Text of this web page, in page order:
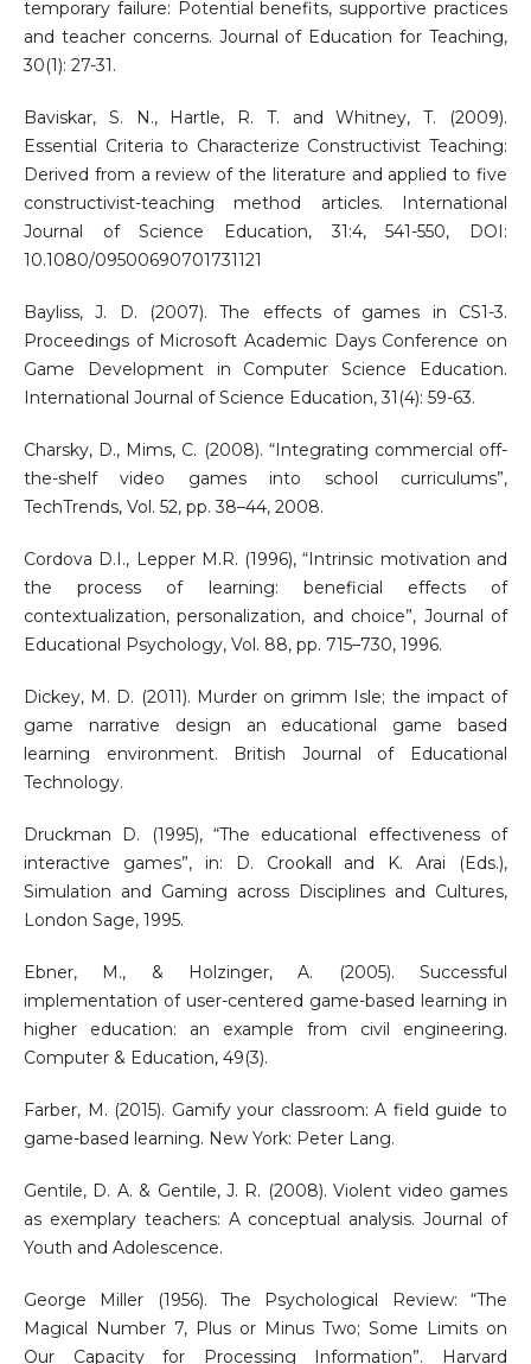
temporary failure: Potential benefits, supportive practices
and teacher concerns. Journal of Education for Teaching,
30(1): 27-31.
Baviskar, S. N., Hartle, R. T. and Whitney, T. (2009).
Essential Criteria to Characterize Constructivist Teaching:
Derived from a review of the literature and applied to five
constructivist-teaching method articles. International
Journal of Science Education, 31:4, 541-550, DOI:
10.1080/09500690701731121
Bayliss, J. D. (2007). The effects of games in CS1-3.
Proceedings of Microsoft Academic Days Conference on
Game Development in Computer Science Education.
International Journal of Science Education, 31(4): 59-63.
Charsky, D., Mims, C. (2008). “Integrating commercial off-
the-shelf video games into school curriculums”,
TechTrends, Vol. 52, pp. 38–44, 2008.
Cordova D.I., Lepper M.R. (1996), “Intrinsic motivation and
the process of learning: beneficial effects of
contextualization, personalization, and choice”, Journal of
Educational Psychology, Vol. 88, pp. 715–730, 1996.
Dickey, M. D. (2011). Murder on grimm Isle; the impact of
game narrative design an educational game based
learning environment. British Journal of Educational
Technology.
Druckman D. (1995), “The educational effectiveness of
interactive games”, in: D. Crookall and K. Arai (Eds.),
Simulation and Gaming across Disciplines and Cultures,
London Sage, 1995.
Ebner, M., & Holzinger, A. (2005). Successful
implementation of user-centered game-based learning in
higher education: an example from civil engineering.
Computer & Education, 49(3).
Farber, M. (2015). Gamify your classroom: A field guide to
game-based learning. New York: Peter Lang.
Gentile, D. A. & Gentile, J. R. (2008). Violent video games
as exemplary teachers: A conceptual analysis. Journal of
Youth and Adolescence.
George Miller (1956). The Psychological Review: “The
Magical Number 7, Plus or Minus Two; Some Limits on
Our Capacity for Processing Information”. Harvard